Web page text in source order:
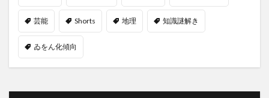
芸能 Shorts 地理 知識謎解き
ゐをん化傾向